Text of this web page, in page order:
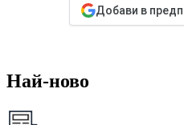
Добави в
Най-ново